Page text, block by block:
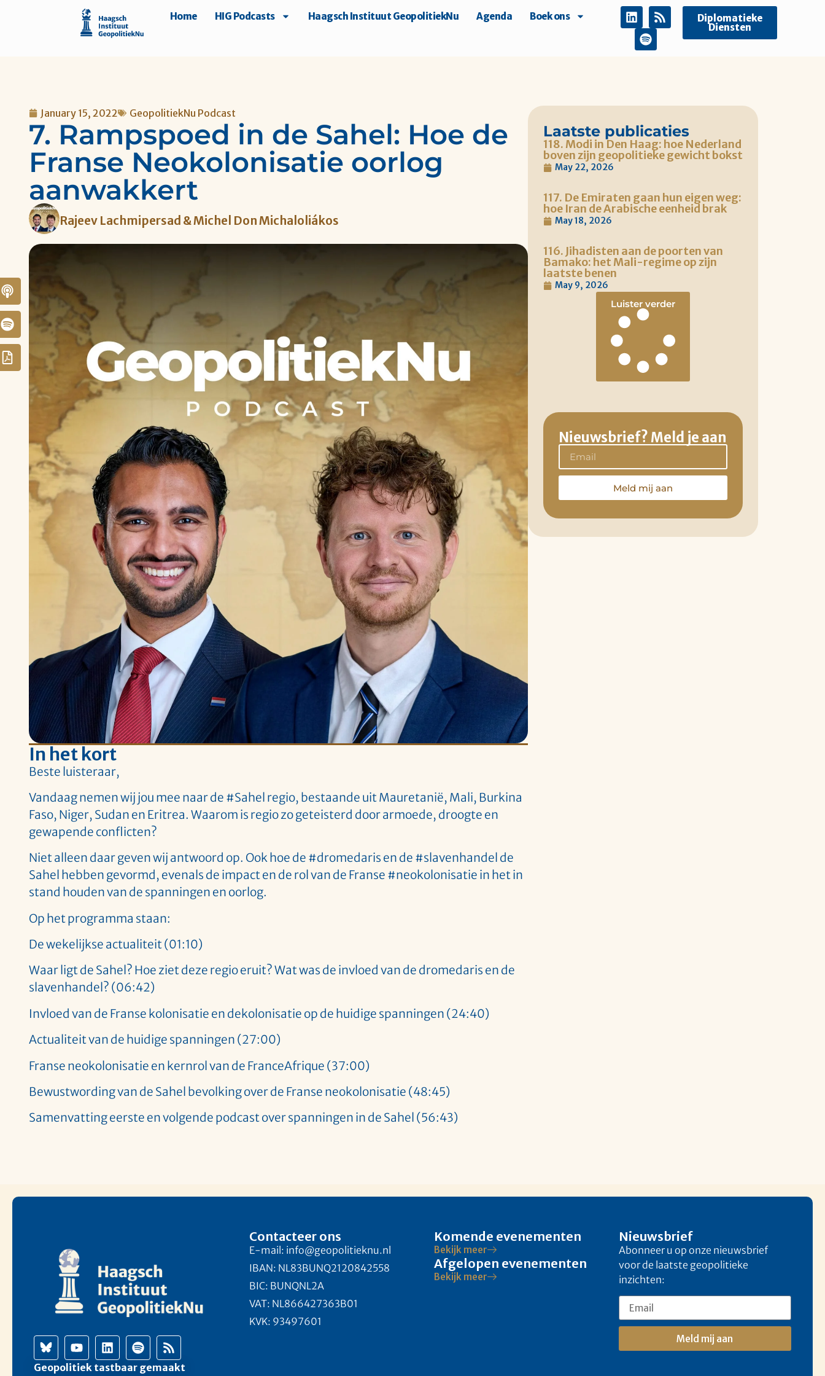
Home HIG Podcasts Haagsch Instituut GeopolitiekNu Agenda Boek ons Diplomatieke
Diensten
January 15, 2022 GeopolitiekNu Podcast
7. Rampspoed in de Sahel: Hoe de
Franse Neokolonisatie oorlog
aanwakkert
Rajeev Lachmipersad & Michel Don Michaloliákos
In het kort
Beste luisteraar,
Vandaag nemen wij jou mee naar de #Sahel regio, bestaande uit Mauretanië, Mali, Burkina
Faso, Niger, Sudan en Eritrea. Waarom is regio zo geteisterd door armoede, droogte en
gewapende conflicten?
Niet alleen daar geven wij antwoord op. Ook hoe de #dromedaris en de #slavenhandel de
Sahel hebben gevormd, evenals de impact en de rol van de Franse #neokolonisatie in het in
stand houden van de spanningen en oorlog.
Op het programma staan:
De wekelijkse actualiteit (01:10)
Waar ligt de Sahel? Hoe ziet deze regio eruit? Wat was de invloed van de dromedaris en de
slavenhandel? (06:42)
Invloed van de Franse kolonisatie en dekolonisatie op de huidige spanningen (24:40)
Actualiteit van de huidige spanningen (27:00)
Franse neokolonisatie en kernrol van de FranceAfrique (37:00)
Bewustwording van de Sahel bevolking over de Franse neokolonisatie (48:45)
Samenvatting eerste en volgende podcast over spanningen in de Sahel (56:43)
Laatste publicaties
118. Modi in Den Haag: hoe Nederland
boven zijn geopolitieke gewicht bokst
May 22, 2026
117. De Emiraten gaan hun eigen weg:
hoe Iran de Arabische eenheid brak
May 18, 2026
116. Jihadisten aan de poorten van
Bamako: het Mali-regime op zijn
laatste benen
May 9, 2026
Luister verder
Nieuwsbrief? Meld je aan
Meld mij aan
Geopolitiek tastbaar gemaakt
Contacteer ons
E-mail: info@geopolitieknu.nl
IBAN: NL83BUNQ2120842558
BIC: BUNQNL2A
VAT: NL866427363B01
KVK: 93497601
Komende evenementen
Bekijk meer
Afgelopen evenementen
Bekijk meer
Nieuwsbrief
Abonneer u op onze nieuwsbrief
voor de laatste geopolitieke
inzichten:
Meld mij aan